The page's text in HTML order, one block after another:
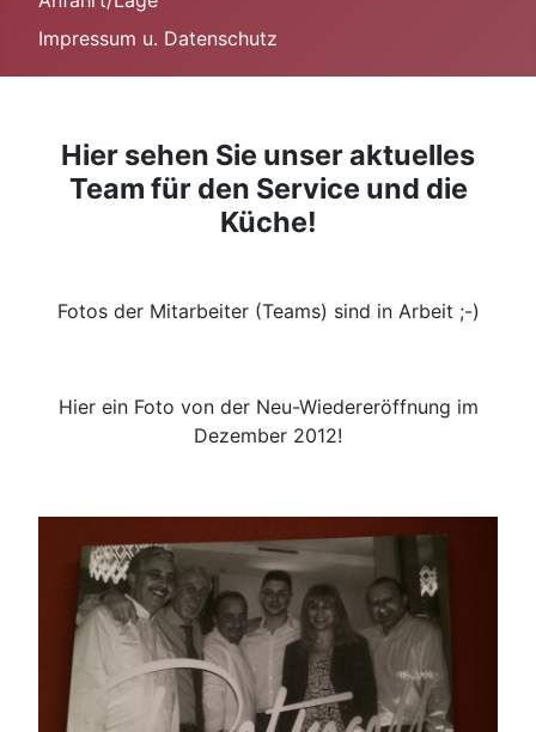
Impressum u. Datenschutz
Hier sehen Sie unser aktuelles
Team für den Service und die
Küche!
Fotos der Mitarbeiter (Teams) sind in Arbeit ;-)
Hier ein Foto von der Neu-Wiedereröffnung im
Dezember 2012!